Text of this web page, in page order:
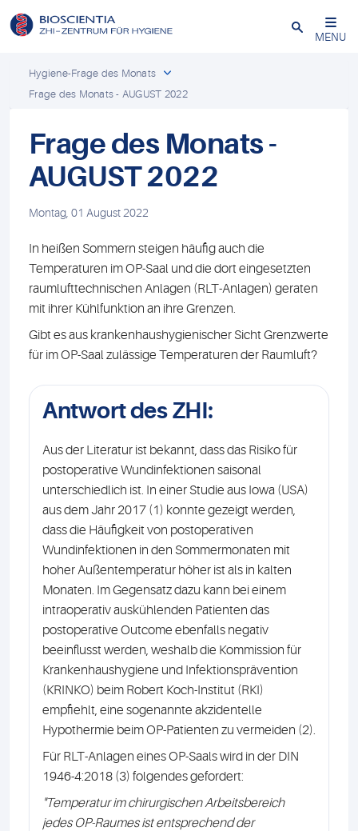
Schließen
MENU
Hygiene-Frage des Monats
Frage des Monats - AUGUST 2022
Frage des Monats -
AUGUST 2022
Montag, 01 August 2022
In heißen Sommern steigen häufig auch die
Temperaturen im OP-Saal und die dort eingesetzten
raumlufttechnischen Anlagen (RLT-Anlagen) geraten
mit ihrer Kühlfunktion an ihre Grenzen.
Gibt es aus krankenhaushygienischer Sicht Grenzwerte
für im OP-Saal zulässige Temperaturen der Raumluft?
Antwort des ZHI:
Aus der Literatur ist bekannt, dass das Risiko für
postoperative Wundinfektionen saisonal
unterschiedlich ist. In einer Studie aus Iowa (USA)
aus dem Jahr 2017 (1) konnte gezeigt werden,
dass die Häufigkeit von postoperativen
Wundinfektionen in den Sommermonaten mit
hoher Außentemperatur höher ist als in kalten
Monaten. Im Gegensatz dazu kann bei einem
intraoperativ auskühlenden Patienten das
postoperative Outcome ebenfalls negativ
beeinflusst werden, weshalb die Kommission für
Krankenhaushygiene und Infektionsprävention
(KRINKO) beim Robert Koch-Institut (RKI)
empfiehlt, eine sogenannte akzidentelle
Hypothermie beim OP-Patienten zu vermeiden (2).
Für RLT-Anlagen eines OP-Saals wird in der DIN
1946-4:2018 (3) folgendes gefordert:
"Temperatur im chirurgischen Arbeitsbereich
jedes OP-Raumes ist entsprechend der